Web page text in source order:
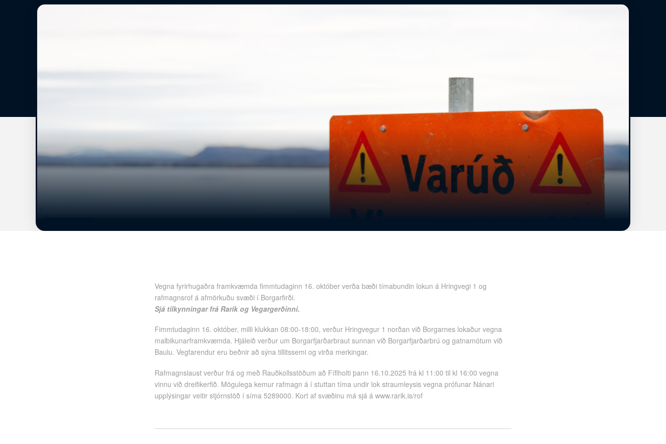
Vegna fyrirhugaðra framkvæmda fimmtudaginn 16. október verða bæði tímabundin lokun á Hringvegi 1 og
rafmagnsrof á afmörkuðu svæði í Borgarfirði.
Sjá tilkynningar frá Rarik og Vegargerðinni.
Fimmtudaginn 16. október, milli klukkan 08:00-18:00, verður Hringvegur 1 norðan við Borgarnes lokaður vegna
malbikunarframkvæmda. Hjáleið verður um Borgarfjarðarbraut sunnan við Borgarfjarðarbrú og gatnamótum við
Baulu. Vegfarendur eru beðnir að sýna tillitssemi og virða merkingar.
Rafmagnslaust verður frá og með Rauðkollsstöðum að Fíflholti þann 16.10.2025 frá kl 11:00 til kl 16:00 vegna
vinnu við dreifikerfið. Mögulega kemur rafmagn á í stuttan tíma undir lok straumleysis vegna prófunar Nánari
upplýsingar veitir stjórnstöð í síma 5289000. Kort af svæðinu má sjá á www.rarik.is/rof